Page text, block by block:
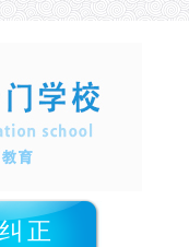
正